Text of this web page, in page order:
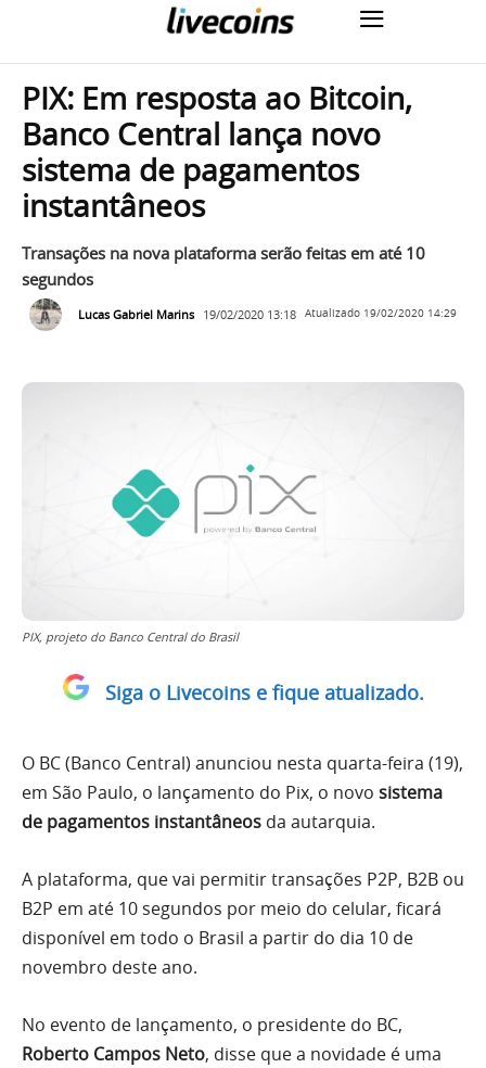
PIX: Em resposta ao Bitcoin,
Banco Central lança novo
sistema de pagamentos
instantâneos
Transações na nova plataforma serão feitas em até 10
segundos
Lucas Gabriel Marins 19/02/2020 13:18 Atualizado 19/02/2020 14:29
PIX, projeto do Banco Central do Brasil
Siga o Livecoins e fique atualizado.
O BC (Banco Central) anunciou nesta quarta-feira (19),
em São Paulo, o lançamento do Pix, o novo sistema
de pagamentos instantâneos da autarquia.
A plataforma, que vai permitir transações P2P, B2B ou
B2P em até 10 segundos por meio do celular, ficará
disponível em todo o Brasil a partir do dia 10 de
novembro deste ano.
No evento de lançamento, o presidente do BC,
Roberto Campos Neto, disse que a novidade é uma